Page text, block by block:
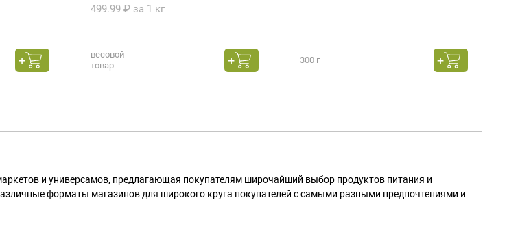
499.99 ₽ за 1 кг
весовой
товар
300 г
и универсамов, предлагающая покупателям широчайший выбор продуктов питания и
форматы магазинов для широкого круга покупателей с самыми разными предпочтениями и